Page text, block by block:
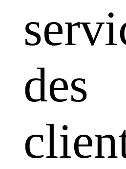
des